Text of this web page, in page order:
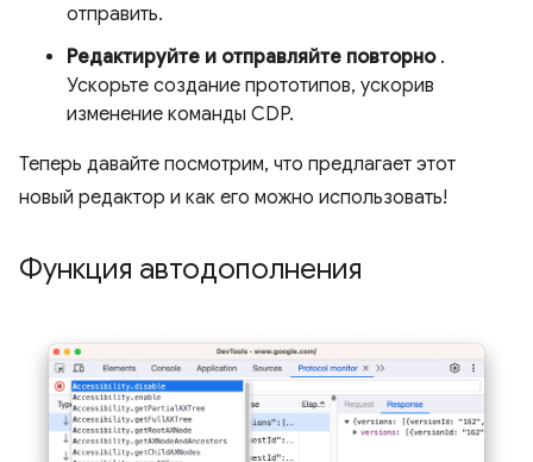
отправить.
Редактируйте и отправляйте повторно.
Ускорьте создание прототипов, ускорив
изменение команды CDP.
Теперь давайте посмотрим, что предлагает этот
новый редактор и как его можно использовать!
Функция автодополнения